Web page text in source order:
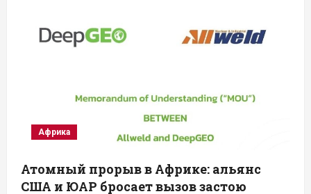
в
строительстве
Африка
Атомный прорыв в Африке: альянс
США и ЮАР бросает вызов застою